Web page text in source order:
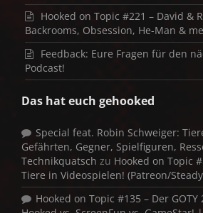
Hooked on Topic #221 – David &
Backrooms, Obsession, He-Man &
Feedback: Eure Fragen für den
Podcast!
Das hat euch gehooked
Special feat. Robin Schweiger:
Gefährten, Gegner, Spielfiguren,
Technikquatsch zu Hooked on Topic
Tiere in Videospielen! (Patreon/
Hooked on Topic #135 – Der GOTY